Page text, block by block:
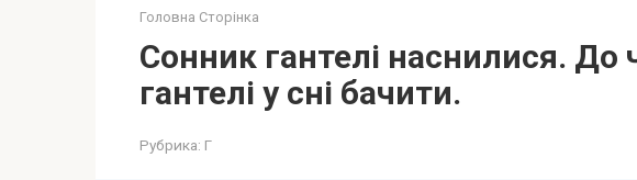
Головна Сторінка
Сонник гантелі наснилися. До
гантелі у сні бачити.
Рубрика: Г